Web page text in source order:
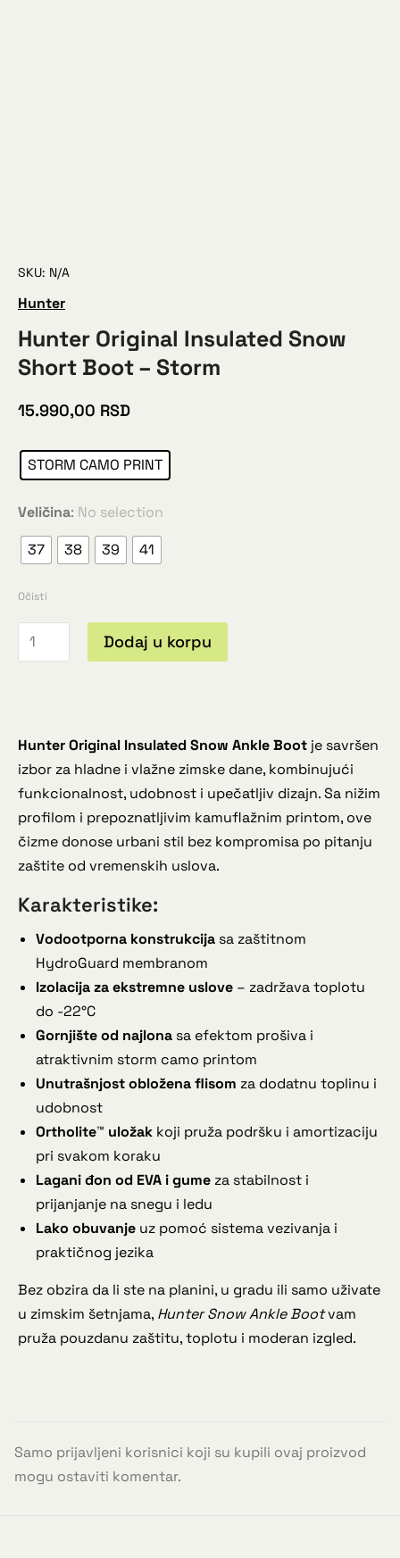
SKU: N/A
Hunter
Hunter Original Insulated Snow
Short Boot – Storm
15.990,00 RSD
STORM CAMO PRINT
Veličina: No selection
37 38 39 41
Očisti
Dodaj u korpu
Hunter Original Insulated Snow Ankle Boot je savršen
izbor za hladne i vlažne zimske dane, kombinujući
funkcionalnost, udobnost i upečatljiv dizajn. Sa nižim
profilom i prepoznatljivim kamuflažnim printom, ove
čizme donose urbani stil bez kompromisa po pitanju
zaštite od vremenskih uslova.
Karakteristike:
Vodootporna konstrukcija sa zaštitnom
HydroGuard membranom
Izolacija za ekstremne uslove – zadržava toplotu
do -22°C
Gornjište od najlona sa efektom prošiva i
atraktivnim storm camo printom
Unutrašnjost obložena flisom za dodatnu toplinu i
udobnost
Ortholite™ uložak koji pruža podršku i amortizaciju
pri svakom koraku
Lagani đon od EVA i gume za stabilnost i
prijanjanje na snegu i ledu
Lako obuvanje uz pomoć sistema vezivanja i
praktičnog jezika
Bez obzira da li ste na planini, u gradu ili samo uživate
u zimskim šetnjama, Hunter Snow Ankle Bootvam
pruža pouzdanu zaštitu, toplotu i moderan izgled.
Samo prijavljeni korisnici koji su kupili ovaj proizvod
mogu ostaviti komentar.